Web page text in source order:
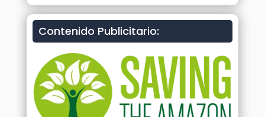
Contenido Publicitario: